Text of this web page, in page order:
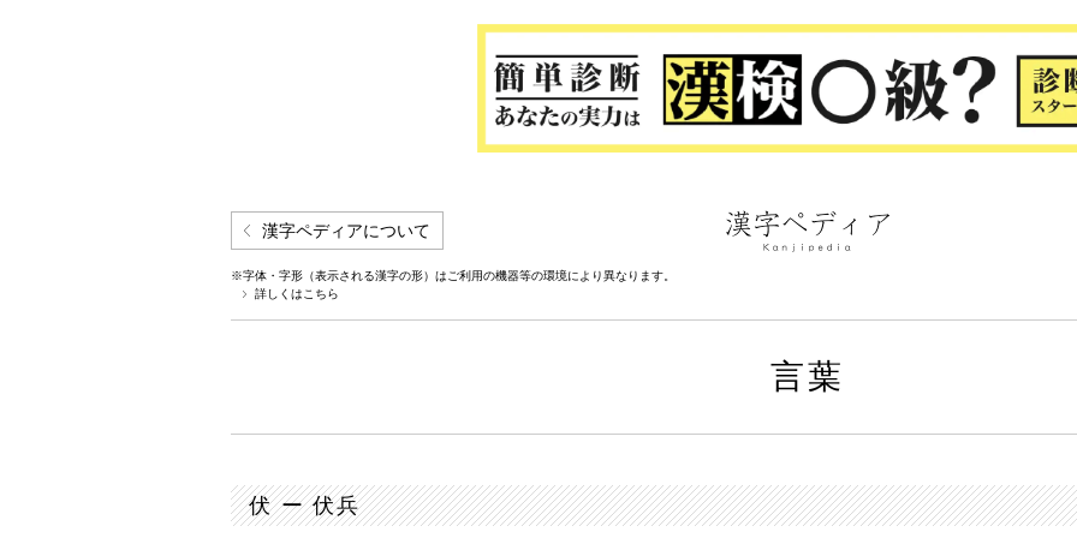
漢字ペディアについて
※字体・字形（表示される漢字の形）はご利用の機器等の環境により異なります。
詳しくはこちら
言葉
伏 ー 伏兵